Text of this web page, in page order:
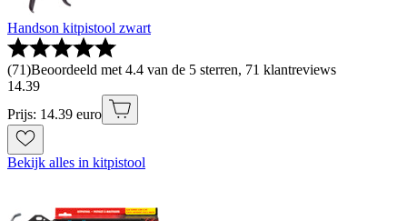
Handson kitpistool zwart
(71)Beoordeeld met 4.4 van de 5 sterren, 71 klantreviews
14.39
Prijs: 14.39 euro
Bekijk alles in kitpistool